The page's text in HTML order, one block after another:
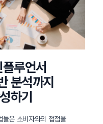
루언서
분석까지
하기
들은 소비자와의 접점을